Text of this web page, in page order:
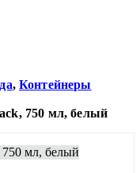
, Контейнеры
750 мл, белый